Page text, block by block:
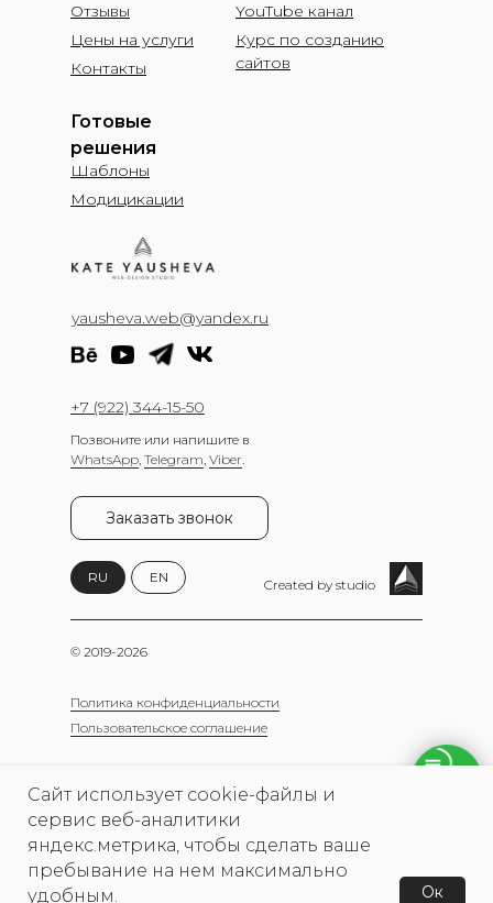
Сайт использует cookie-файлы и
сервис веб-аналитики
яндекс.метрика, чтобы сделать ваше
пребывание на нем максимально
удобным.
Ок
© 2019-2026
ОГРН 322595800072185
Политика конфиденциальности
Пользовательское соглашение
ИП Яушева Екатерина Илдархановна
Готовые
решения
Шаблоны
Модицикации
yausheva.web@yandex.ru
+7 (922) 344-15-50
YouTube канал
Курс по созданию
сайтов
Позвоните или напишите в
WhatsApp, Telegram, Viber.
Заказать звонок
Created by studio
RU
Отзывы
Цены на услуги
Контакты
EN